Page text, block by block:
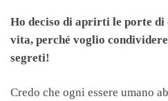
Ho deciso di aprirti le porte di
vita, perché voglio
segreti!
Credo che ogni essere umano